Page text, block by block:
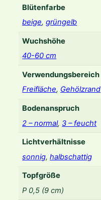
Blütenfarbe
beige,grüngelb
Wuchshöhe
40-60 cm
Verwendungsbereich
Freifläche, Gehölzrand
Bodenanspruch
2 – normal, 3 – feucht
Lichtverhältnisse
sonnig,halbschattig
Topfgröße
P 0,5 (9 cm)